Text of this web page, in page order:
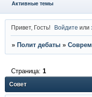
Активные темы
Привет, Гость! Войдите или
» Полит дебаты »
Совет
Страница: 1